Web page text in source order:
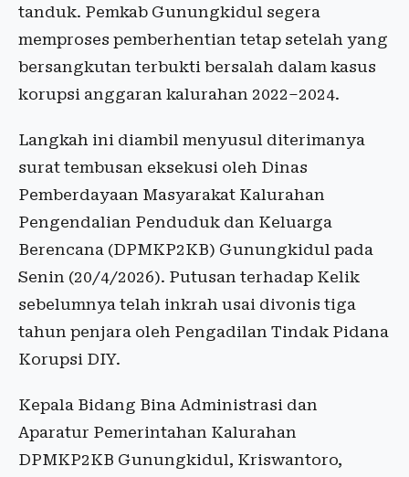
tanduk. Pemkab Gunungkidul segera
memproses pemberhentian tetap setelah yang
bersangkutan terbukti bersalah dalam kasus
korupsi anggaran kalurahan 2022–2024.
Langkah ini diambil menyusul diterimanya
surat tembusan eksekusi oleh Dinas
Pemberdayaan Masyarakat Kalurahan
Pengendalian Penduduk dan Keluarga
Berencana (DPMKP2KB) Gunungkidul pada
Senin (20/4/2026). Putusan terhadap Kelik
sebelumnya telah inkrah usai divonis tiga
tahun penjara oleh Pengadilan Tindak Pidana
Korupsi DIY.
Kepala Bidang Bina Administrasi dan
Aparatur Pemerintahan Kalurahan
DPMKP2KB Gunungkidul, Kriswantoro,